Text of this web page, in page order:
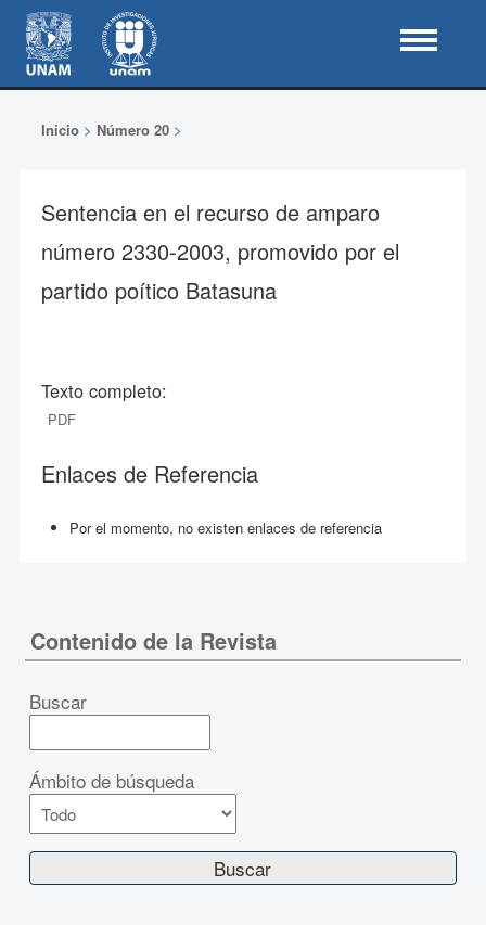
Inicio> Número 20>
Sentencia en el recurso de amparo
número 2330-2003, promovido por el
partido poítico Batasuna
Texto completo:
PDF
Enlaces de Referencia
Por el momento, no existen enlaces de referencia
Contenido de la Revista
Buscar
Ámbito de búsqueda